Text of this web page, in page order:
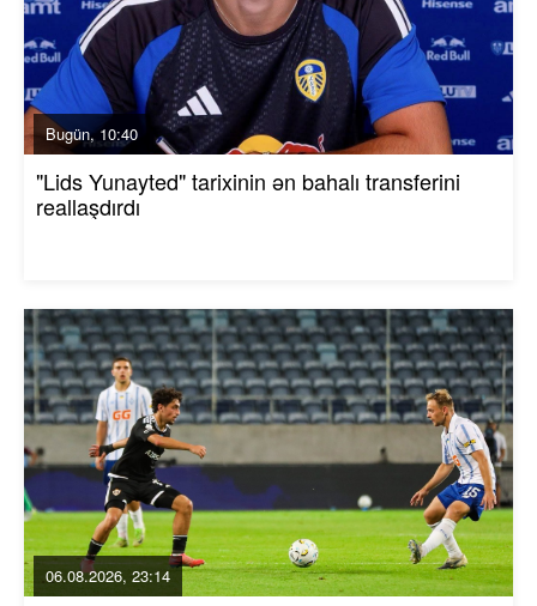
Bugün, 10:40
"Lids Yunayted" tarixinin ən bahalı transferini
reallaşdırdı
06.08.2026, 23:14